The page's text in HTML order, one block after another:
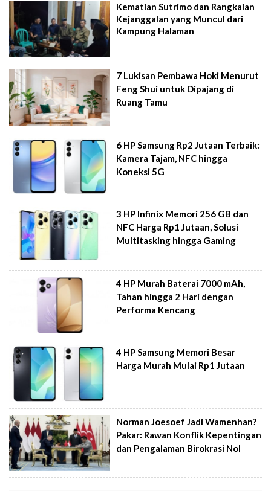
Kematian Sutrimo dan Rangkaian
Kejanggalan yang Muncul dari
Kampung Halaman
7 Lukisan Pembawa Hoki Menurut
Feng Shui untuk Dipajang di
Ruang Tamu
6 HP Samsung Rp2 Jutaan Terbaik:
Kamera Tajam, NFC hingga
Koneksi 5G
3 HP Infinix Memori 256 GB dan
NFC Harga Rp1 Jutaan, Solusi
Multitasking hingga Gaming
4 HP Murah Baterai 7000 mAh,
Tahan hingga 2 Hari dengan
Performa Kencang
4 HP Samsung Memori Besar
Harga Murah Mulai Rp1 Jutaan
Norman Joesoef Jadi Wamenhan?
Pakar: Rawan Konflik Kepentingan
dan Pengalaman Birokrasi Nol